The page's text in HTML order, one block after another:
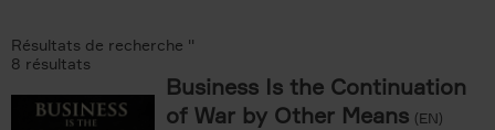
Résultats de recherche ''
8 résultats
Business Is the Continuation
of War by Other Means (EN)